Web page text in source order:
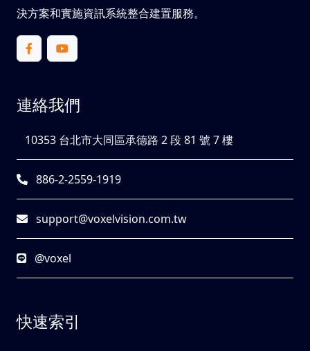
決方案和實施資訊系統整合建置服務。
連絡我們
10353 台北市大同區承德路 2 段 81 號 7 樓
886-2-2559-1919
support@voxelvision.com.tw
@voxel
快速索引